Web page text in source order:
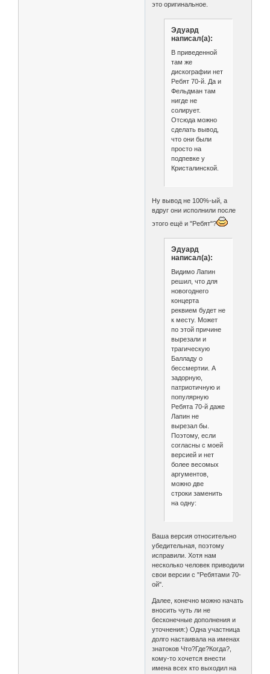
это оригинальное.
Эдуард
написал(а):
В приведенной
там же
дискографии нет
Ребят 70-й. Да и
Фельдман там
нигде не
солирует.
Отсюда можно
сделать вывод,
что они были
просто на
подпевке у
Кристалинской.
Ну вывод не 100%-ый, а
вдруг они исполнили после
этого ещё и "Ребят"?
Эдуард
написал(а):
Видимо Лапин
решил, что для
новогоднего
концерта
реквием будет не
к месту. Может
по этой причине
вырезали и
трагическую
Балладу о
бессмертии. А
задорную,
патриотичную и
популярную
Ребята 70-й даже
Лапин не
вырезал бы.
Поэтому, если
согласны с моей
версией и нет
более весомых
аргументов,
можно две
строки заменить
на одну:
Ваша версия относительно
убедительная, поэтому
исправили. Хотя нам
несколько человек приводили
свои версии с "Ребятами 70-
ой".
Далее, конечно можно начать
вносить чуть ли не
бесконечные дополнения и
уточнения:) Одна участница
долго настаивала на именах
знатоков Что?Где?Когда?,
кому-то хочется внести
имена всех кто выходил на